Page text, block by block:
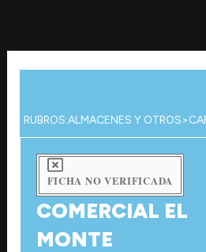
contenido
RUBROS:ALMACENES Y OTROS>
FICHA NO VERIFICADA
COMERCIAL EL
MONTE